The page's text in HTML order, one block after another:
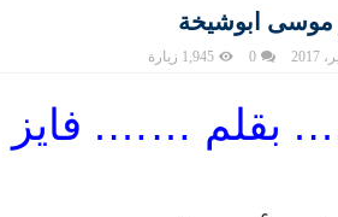
ابوشيخة
0 1,945 زيارة
بقلم ……. فايز